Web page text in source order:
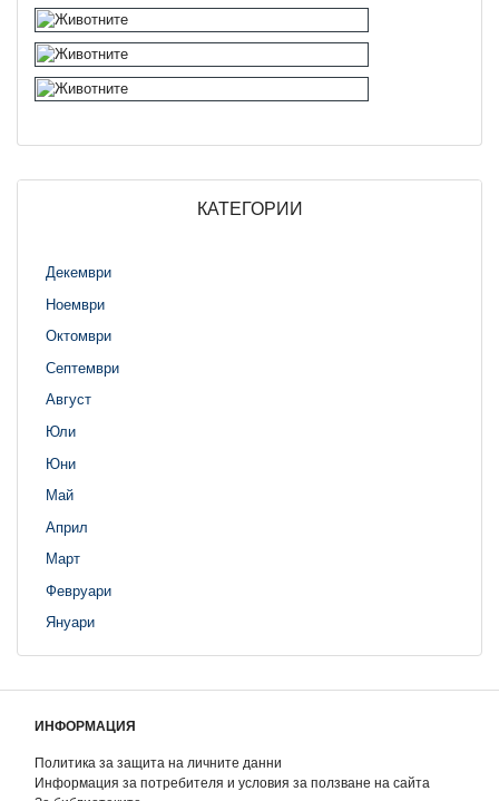
КАТЕГОРИИ
Декември
Ноември
Октомври
Септември
Август
Юли
Юни
Май
Април
Март
Февруари
Януари
ИНФОРМАЦИЯ
Политика за защита на личните данни
Информация за потребителя и условия за ползване на сайта